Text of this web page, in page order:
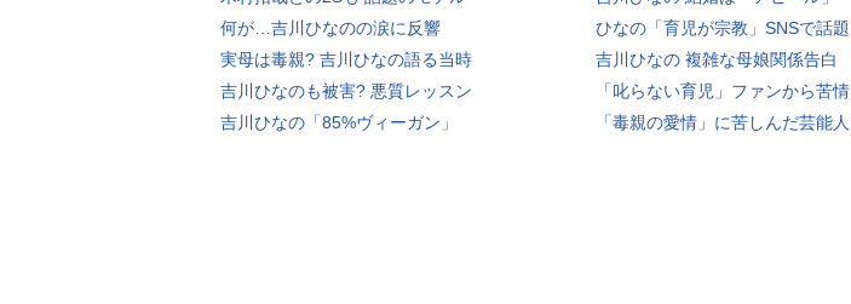
何が…吉川ひなのの涙に反響
ひなの「育児が宗教」SNSで話題
実母は毒親? 吉川ひなの語る当時
吉川ひなの 複雑な母娘関係告白
吉川ひなのも被害? 悪質レッスン
「叱らない育児」ファンから苦情
吉川ひなの「85%ヴィーガン」
「毒親の愛情」に苦しんだ芸能人